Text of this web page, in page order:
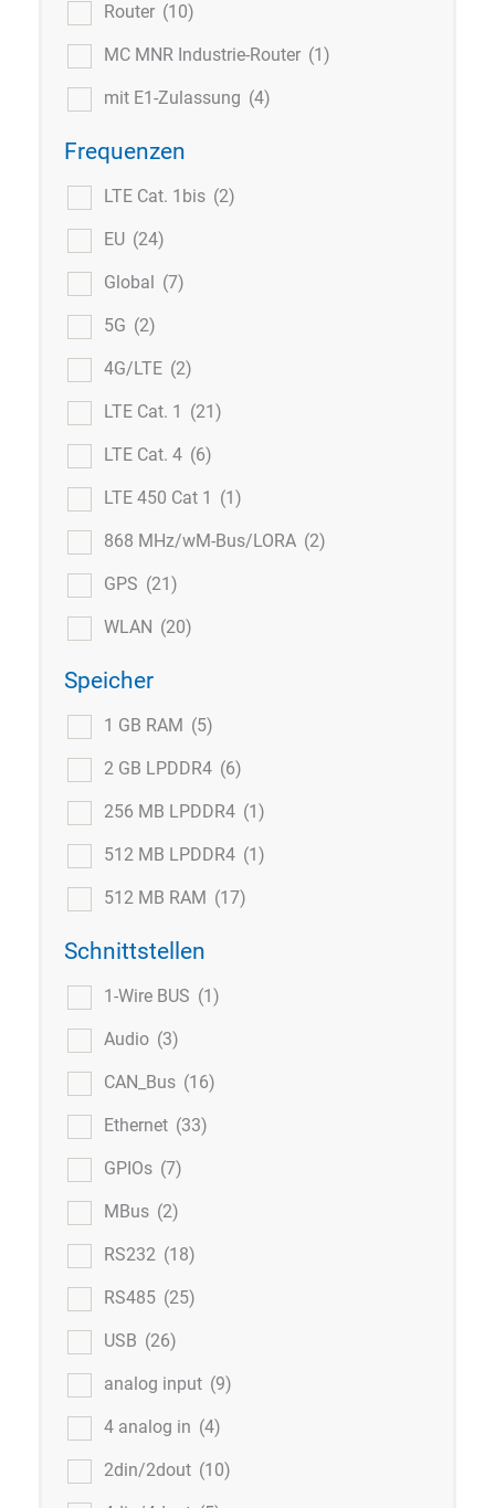
Router (10)
MC MNR Industrie-Router (1)
mit E1-Zulassung (4)
Frequenzen
LTE Cat. 1bis (2)
EU (24)
Global (7)
5G (2)
4G/LTE (2)
LTE Cat. 1 (21)
LTE Cat. 4 (6)
LTE 450 Cat 1 (1)
868 MHz/wM-Bus/LORA (2)
GPS (21)
WLAN (20)
Speicher
1 GB RAM (5)
2 GB LPDDR4 (6)
256 MB LPDDR4 (1)
512 MB LPDDR4 (1)
512 MB RAM (17)
Schnittstellen
1-Wire BUS (1)
Audio (3)
CAN_Bus (16)
Ethernet (33)
GPIOs (7)
MBus (2)
RS232 (18)
RS485 (25)
USB (26)
analog input (9)
4 analog in (4)
2din/2dout (10)